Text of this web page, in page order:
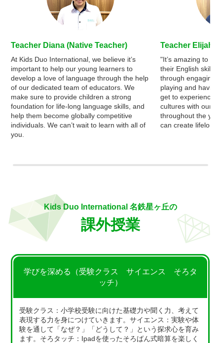
Teacher Diana (Native Teacher)
At Kids Duo International, we believe it’s
important to help our young learners to
develop a love of language through the help
of our dedicated team of educators. We
make sure to provide children a strong
foundation for life-long language skills, and
help them become globally competitive
individuals. We can’t wait to learn with all of
you.
Teacher Elijah
"It’s amazing to
their English skills
through engaging
playing and
get to experience
cultures with our
throughout the
can create lifelong
Kids Duo International 名鉄星ヶ丘の
課外授業
学びを深める（受験クラス サイエンス そろタ
ッチ）
受験クラス：小学校受験に向けた基礎力や聞く力、考えて
表現する力を身につけていきます。サイエンス：実験や体
験を通して「なぜ？」「どうして？」という探求心を育み
ます。そろタッチ：Ipadを使ったそろばん式暗算を楽しく